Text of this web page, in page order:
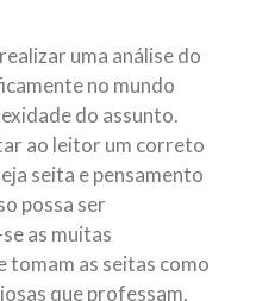
Islâmica do Irã, Sr. Kamal
uma análise do
no mundo
do assunto.
ao leitor um correto
seita e pensamento
possa ser
as muitas
tomam as seitas como
que professam.